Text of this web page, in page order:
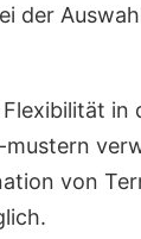
der
in
von